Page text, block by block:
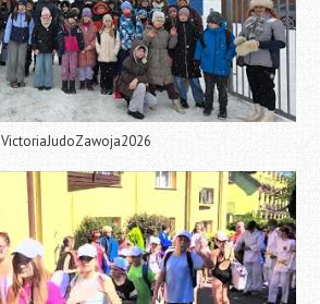
VictoriaJudoZawoja2026